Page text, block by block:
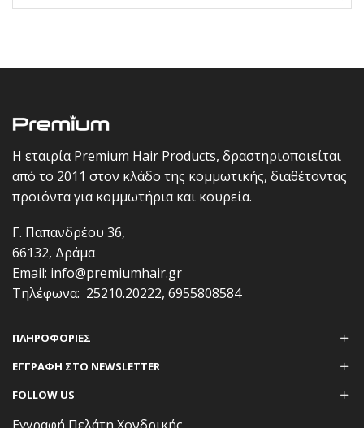
Η εταιρία Premium Hair Products, δραστηριοποιείται
από το 2011 στον κλάδο της κομμωτικής, διαθέτοντας
προϊόντα για κομμωτήρια και κουρεία.
Γ. Παπανδρέου 36,
66132, Δράμα
Email: info@premiumhair.gr
Τηλέφωνα: 25210.20222, 6955808584
ΠΛΗΡΟΦΟΡΊΕΣ
ΕΓΓΡΑΦΗ ΣΤΟ NEWSLETTER
FOLLOW US